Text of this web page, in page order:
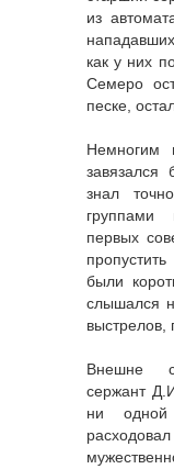
из
как у них
Семеро
песке,
Немногим
знал
группами
первых
были
слышался
выстрелов,
Внешне
сержант
ни